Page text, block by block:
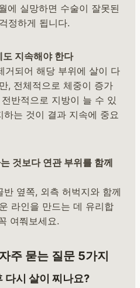
에 실망하면 수술이 잘못된
정하게 됩니다.
지속해야 한다
거되어 해당 부위에 살이 다
, 전체적으로 체중이 증가
반적으로 지방이 늘 수 있
는 것이 결과 지속에 중요
것보다 연관 부위를 함께
옆쪽, 외측 허벅지와 함께
라인을 만드는 데 유리합
여쭤보세요.
주 묻는 질문 5가지
다시 살이 찌나요?